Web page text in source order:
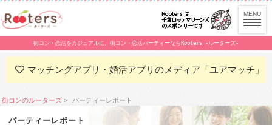
街コン・恋活をカジュアルに。街コン・恋活パーティーならRooters -ルーターズ-
マッチングアプリ・婚活アプリのメディア「ユアマッチ」
街コンのルーターズ パーティーレポート
パーティーレポート